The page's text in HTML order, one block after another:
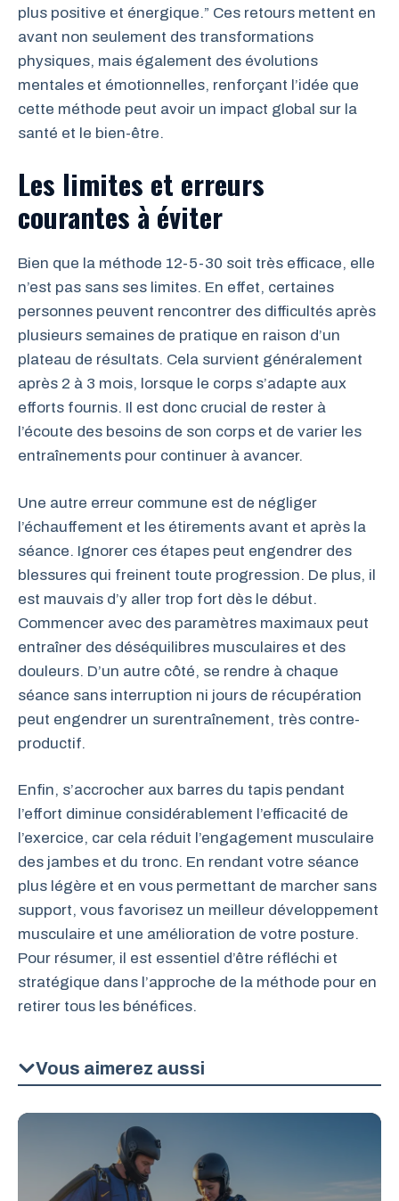
plus positive et énergique.” Ces retours mettent en
avant non seulement des transformations
physiques, mais également des évolutions
mentales et émotionnelles, renforçant l’idée que
cette méthode peut avoir un impact global sur la
santé et le bien-être.
Les limites et erreurs
courantes à éviter
Bien que la méthode 12-5-30 soit très efficace, elle
n’est pas sans ses limites. En effet, certaines
personnes peuvent rencontrer des difficultés après
plusieurs semaines de pratique en raison d’un
plateau de résultats. Cela survient généralement
après 2 à 3 mois, lorsque le corps s’adapte aux
efforts fournis. Il est donc crucial de rester à
l’écoute des besoins de son corps et de varier les
entraînements pour continuer à avancer.
Une autre erreur commune est de négliger
l’échauffement et les étirements avant et après la
séance. Ignorer ces étapes peut engendrer des
blessures qui freinent toute progression. De plus, il
est mauvais d’y aller trop fort dès le début.
Commencer avec des paramètres maximaux peut
entraîner des déséquilibres musculaires et des
douleurs. D’un autre côté, se rendre à chaque
séance sans interruption ni jours de récupération
peut engendrer un surentraînement, très contre-
productif.
Enfin, s’accrocher aux barres du tapis pendant
l’effort diminue considérablement l’efficacité de
l’exercice, car cela réduit l’engagement musculaire
des jambes et du tronc. En rendant votre séance
plus légère et en vous permettant de marcher sans
support, vous favorisez un meilleur développement
musculaire et une amélioration de votre posture.
Pour résumer, il est essentiel d’être réfléchi et
stratégique dans l’approche de la méthode pour en
retirer tous les bénéfices.
Vous aimerez aussi